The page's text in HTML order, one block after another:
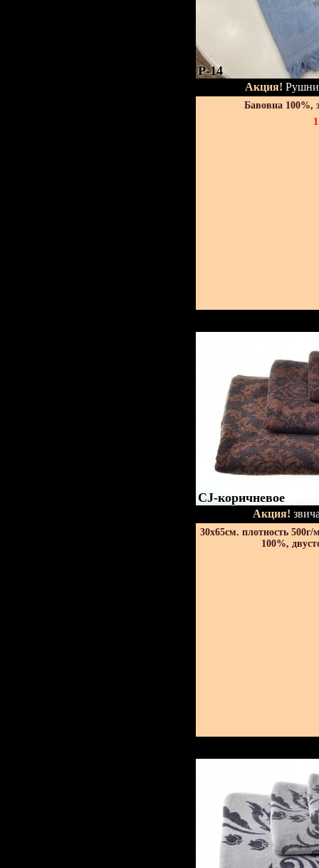
P-14
Акция!
Бавовна 100%,
CJ-коричневое
Акция!
30х65см. плотность 500г/
100%,